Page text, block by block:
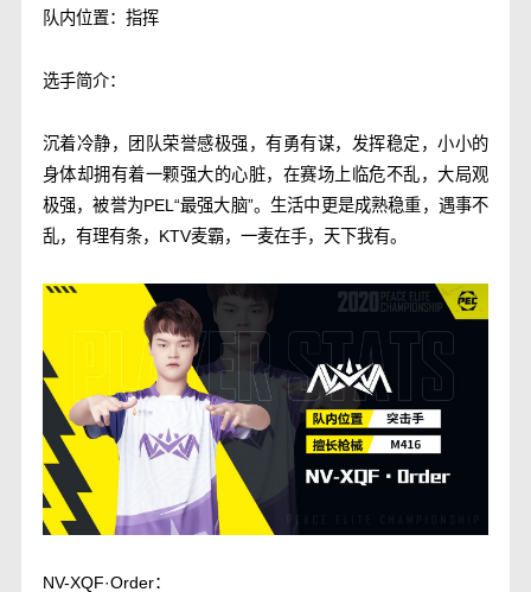
队内位置：指挥
选手简介：
沉着冷静，团队荣誉感极强，有勇有谋，发挥稳定，小小的
身体却拥有着一颗强大的心脏，在赛场上临危不乱，大局观
极强，被誉为PEL“最强大脑”。生活中更是成熟稳重，遇事不
乱，有理有条，KTV麦霸，一麦在手，天下我有。
NV-XQF·Order：